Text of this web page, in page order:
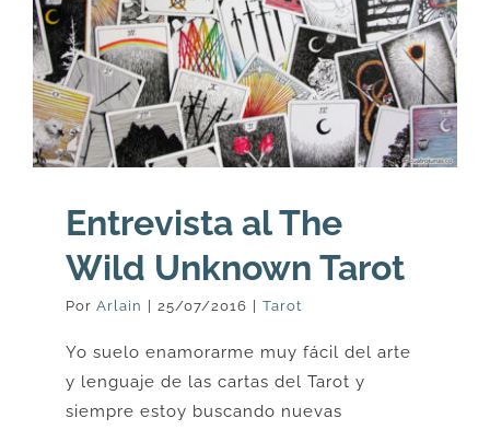
ACERCA
CONTACTO
Carrito
Entrevista al The
Wild Unknown Tarot
Por Arlain | 25/07/2016 | Tarot
Yo suelo enamorarme muy fácil del arte
y lenguaje de las cartas del Tarot y
siempre estoy buscando nuevas